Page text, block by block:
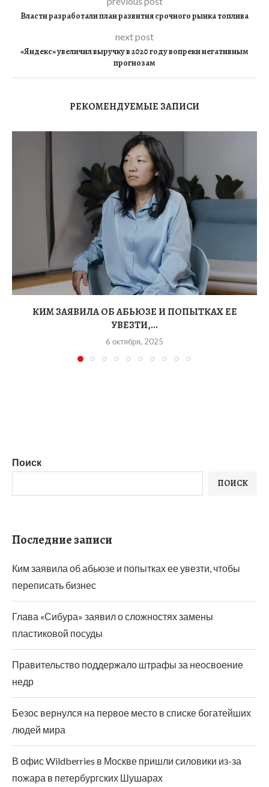
Власти разработали план развития срочного рынка топлива
next post
«Яндекс» увеличил выручку в 2020 году вопреки негативным
прогнозам
РЕКОМЕНДУЕМЫЕ ЗАПИСИ
КИМ ЗАЯВИЛА ОБ АБЬЮЗЕ И ПОПЫТКАХ ЕЕ
УВЕЗТИ,...
6 октября, 2025
Поиск
ПОИСК
Последние записи
Ким заявила об абьюзе и попытках ее увезти, чтобы
переписать бизнес
Глава «Сибура» заявил о сложностях замены
пластиковой посуды
Правительство поддержало штрафы за неосвоение
недр
Безос вернулся на первое место в списке богатейших
людей мира
В офис Wildberries в Москве пришли силовики из-за
пожара в петербургских Шушарах